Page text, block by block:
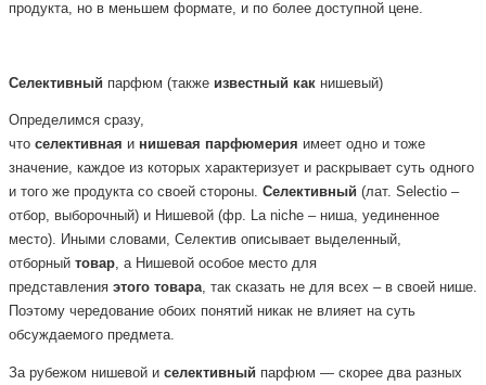
продукта, но в меньшем формате, и по более доступной цене.
Селективный парфюм (также известный как нишевый)
Определимся сразу,
что селективная и нишевая парфюмерия имеет одно и тоже
значение, каждое из которых характеризует и раскрывает суть одного
и того же продукта со своей стороны. Селективный (лат. Selectio –
отбор, выборочный) и Нишевой (фр. La niche – ниша, уединенное
место). Иными словами, Селектив описывает выделенный,
отборный товар, а Нишевой особое место для
представления этого товара, так сказать не для всех – в своей нише.
Поэтому чередование обоих понятий никак не влияет на суть
обсуждаемого предмета.
За рубежом нишевой и селективный парфюм — скорее два разных